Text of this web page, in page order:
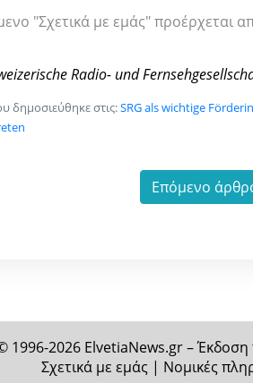
"Σχετικά με εμάς" προέρχεται
Radio- und
δημοσιεύθηκε στις:SRG als wichtige
Επόμενο
1996-2026 ElvetiaNews.gr – Έκδοση
Σχετικά με εμάς | Νομικές